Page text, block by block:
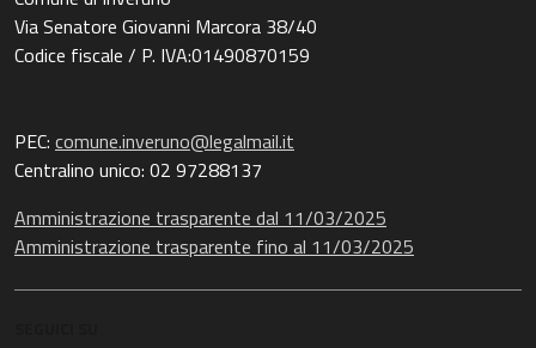
Via Senatore Giovanni Marcora 38/40
Codice fiscale / P. IVA:01490870159
PEC: comune.inveruno@legalmail.it
Centralino unico: 02 97288137
Amministrazione trasparente dal 11/03/2025
Amministrazione trasparente fino al 11/03/2025